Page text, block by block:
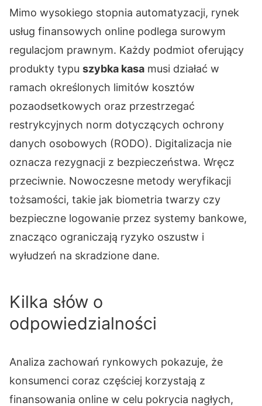
Mimo wysokiego stopnia automatyzacji, rynek
usług finansowych online podlega surowym
regulacjom prawnym. Każdy podmiot oferujący
produkty typu szybka kasa musi działać w
ramach określonych limitów kosztów
pozaodsetkowych oraz przestrzegać
restrykcyjnych norm dotyczących ochrony
danych osobowych (RODO). Digitalizacja nie
oznacza rezygnacji z bezpieczeństwa. Wręcz
przeciwnie. Nowoczesne metody weryfikacji
tożsamości, takie jak biometria twarzy czy
bezpieczne logowanie przez systemy bankowe,
znacząco ograniczają ryzyko oszustw i
wyłudzeń na skradzione dane.
Kilka słów o
odpowiedzialności
Analiza zachowań rynkowych pokazuje, że
konsumenci coraz częściej korzystają z
finansowania online w celu pokrycia nagłych,